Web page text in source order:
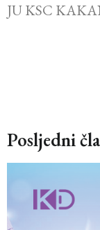
JU KSC
Posljedni